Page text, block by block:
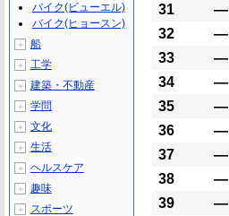
31
―
32
―
33
―
34
―
35
―
36
―
37
―
38
―
39
―
バイク(ビューエル)
バイク(ヒョースン)
＋ 船
＋ 工学
＋ 建築・不動産
＋ 学問
＋ 文化
＋ 生活
＋ ヘルスケア
＋ 趣味
＋ スポーツ